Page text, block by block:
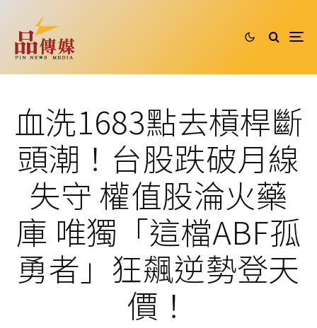
血洗1683點去槓桿斷
頭潮！台股跌破月線
失守 權值股淪火藥
庫 唯獨「這檔ABF孤
勇者」狂飆逆勢登天
價！